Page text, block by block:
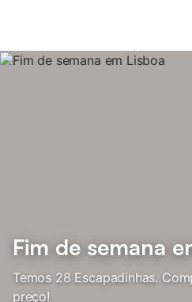
Fim de semana
Temos 28 Escapadinhas.
preço!